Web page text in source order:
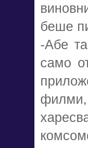
беше
-Абе
само